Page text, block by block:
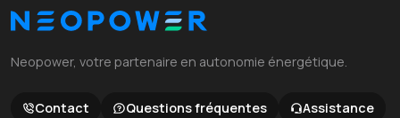
Neopower, votre partenaire en autonomie énergétique.
Contact Questions fréquentes Assistance